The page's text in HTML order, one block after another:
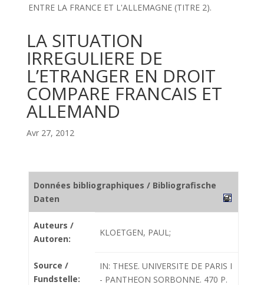
ENTRE LA FRANCE ET L'ALLEMAGNE (TITRE 2).
LA SITUATION
IRREGULIERE DE
L’ETRANGER EN DROIT
COMPARE FRANCAIS ET
ALLEMAND
Avr 27, 2012
Données bibliographiques / Bibliografische
Daten
Auteurs /
Autoren:
KLOETGEN, PAUL;
Source /
Fundstelle:
IN: THESE. UNIVERSITE DE PARIS I
- PANTHEON SORBONNE. 470 P.